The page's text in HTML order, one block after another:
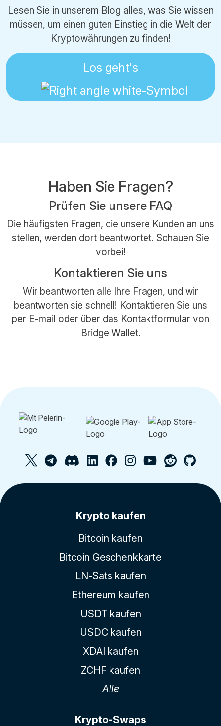
Lesen Sie in unserem Blog alles, was Sie wissen
müssen, um einen guten Einstieg in die Welt der
Kryptowährungen zu finden!
Los geht's
Haben Sie Fragen?
Prüfen Sie unsere FAQ
Die häufigsten Fragen, die unsere Kunden an uns
stellen, werden dort beantwortet. Schauen Sie
vorbei!
Kontaktieren Sie uns
Wir beantworten alle Ihre Fragen, und wir
beantworten sie schnell! Kontaktieren Sie uns
per E-mail oder über das Kontaktformular von
Bridge Wallet.
Krypto kaufen
Bitcoin kaufen
Bitcoin Geschenkkarte
LN-Sats kaufen
Ethereum kaufen
USDT kaufen
USDC kaufen
XDAI kaufen
ZCHF kaufen
Alle
Krypto-Swaps